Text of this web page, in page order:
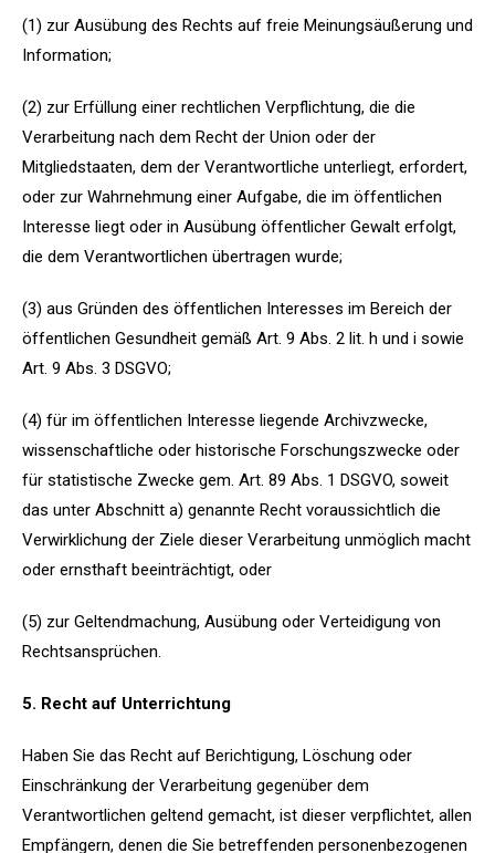
(1) zur Ausübung des Rechts auf freie Meinungsäußerung und
Information;
(2) zur Erfüllung einer rechtlichen Verpflichtung, die die
Verarbeitung nach dem Recht der Union oder der
Mitgliedstaaten, dem der Verantwortliche unterliegt, erfordert,
oder zur Wahrnehmung einer Aufgabe, die im öffentlichen
Interesse liegt oder in Ausübung öffentlicher Gewalt erfolgt,
die dem Verantwortlichen übertragen wurde;
(3) aus Gründen des öffentlichen Interesses im Bereich der
öffentlichen Gesundheit gemäß Art. 9 Abs. 2 lit. h und i sowie
Art. 9 Abs. 3 DSGVO;
(4) für im öffentlichen Interesse liegende Archivzwecke,
wissenschaftliche oder historische Forschungszwecke oder
für statistische Zwecke gem. Art. 89 Abs. 1 DSGVO, soweit
das unter Abschnitt a) genannte Recht voraussichtlich die
Verwirklichung der Ziele dieser Verarbeitung unmöglich macht
oder ernsthaft beeinträchtigt, oder
(5) zur Geltendmachung, Ausübung oder Verteidigung von
Rechtsansprüchen.
5. Recht auf Unterrichtung
Haben Sie das Recht auf Berichtigung, Löschung oder
Einschränkung der Verarbeitung gegenüber dem
Verantwortlichen geltend gemacht, ist dieser verpflichtet, allen
Empfängern, denen die Sie betreffenden personenbezogenen